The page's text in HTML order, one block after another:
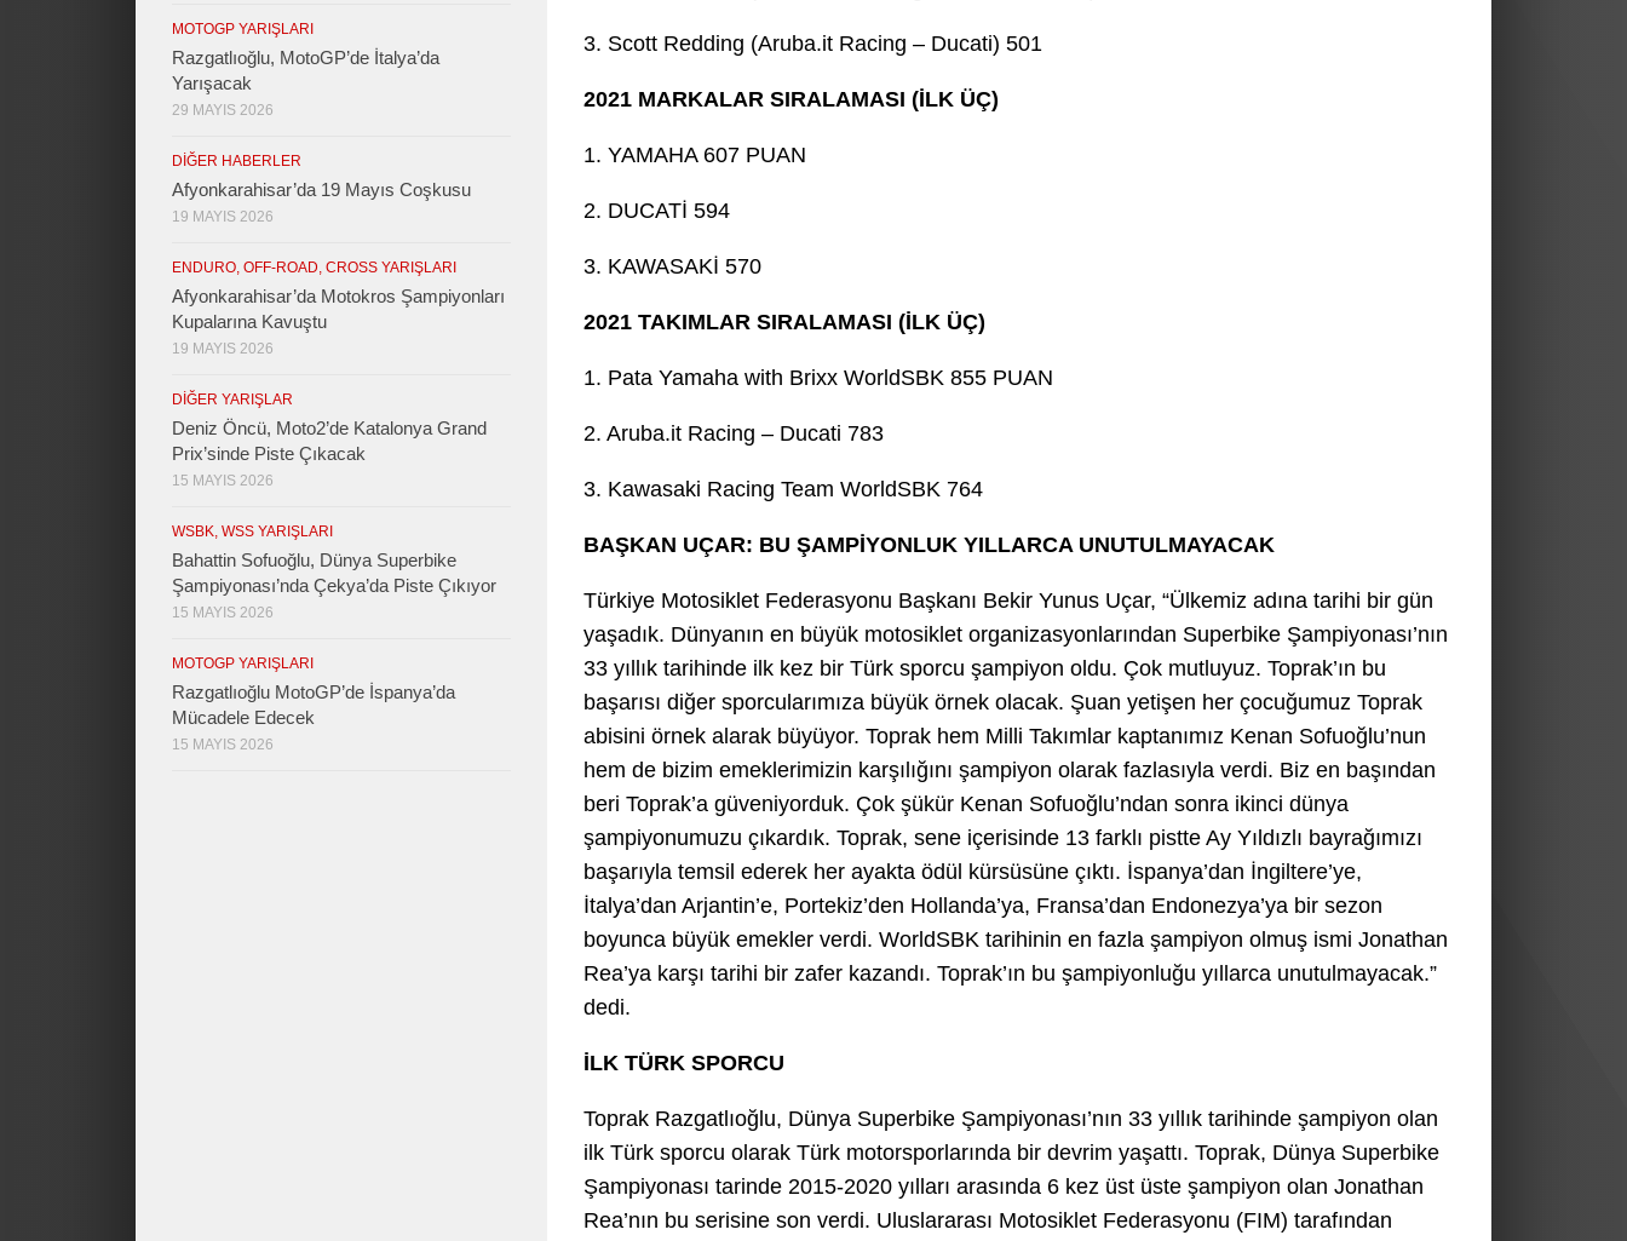
3. Scott Redding (Aruba.it Racing – Ducati) 501
2021 MARKALAR SIRALAMASI (İLK ÜÇ)
1. YAMAHA 607 PUAN
2. DUCATİ 594
3. KAWASAKİ 570
2021 TAKIMLAR SIRALAMASI (İLK ÜÇ)
1. Pata Yamaha with Brixx WorldSBK 855 PUAN
2. Aruba.it Racing – Ducati 783
3. Kawasaki Racing Team WorldSBK 764
BAŞKAN UÇAR: BU ŞAMPİYONLUK YILLARCA UNUTULMAYACAK
Türkiye Motosiklet Federasyonu Başkanı Bekir Yunus Uçar, “Ülkemiz adına tarihi bir gün
yaşadık. Dünyanın en büyük motosiklet organizasyonlarından Superbike Şampiyonası’nın
33 yıllık tarihinde ilk kez bir Türk sporcu şampiyon oldu. Çok mutluyuz. Toprak’ın bu
başarısı diğer sporcularımıza büyük örnek olacak. Şuan yetişen her çocuğumuz Toprak
abisini örnek alarak büyüyor. Toprak hem Milli Takımlar kaptanımız Kenan Sofuoğlu’nun
hem de bizim emeklerimizin karşılığını şampiyon olarak fazlasıyla verdi. Biz en başından
beri Toprak’a güveniyorduk. Çok şükür Kenan Sofuoğlu’ndan sonra ikinci dünya
şampiyonumuzu çıkardık. Toprak, sene içerisinde 13 farklı pistte Ay Yıldızlı bayrağımızı
başarıyla temsil ederek her ayakta ödül kürsüsüne çıktı. İspanya’dan İngiltere’ye,
İtalya’dan Arjantin’e, Portekiz’den Hollanda’ya, Fransa’dan Endonezya’ya bir sezon
boyunca büyük emekler verdi. WorldSBK tarihinin en fazla şampiyon olmuş ismi Jonathan
Rea’ya karşı tarihi bir zafer kazandı. Toprak’ın bu şampiyonluğu yıllarca unutulmayacak.”
dedi.
İLK TÜRK SPORCU
Toprak Razgatlıoğlu, Dünya Superbike Şampiyonası’nın 33 yıllık tarihinde şampiyon olan
ilk Türk sporcu olarak Türk motorsporlarında bir devrim yaşattı. Toprak, Dünya Superbike
Şampiyonası tarinde 2015-2020 yılları arasında 6 kez üst üste şampiyon olan Jonathan
Rea’nın bu serisine son verdi. Uluslararası Motosiklet Federasyonu (FIM) tarafından
MOTOGP YARIŞLARI
Razgatlıoğlu, MotoGP’de İtalya’da
Yarışacak
29 MAYIS 2026
DIĞER HABERLER
Afyonkarahisar’da 19 Mayıs Coşkusu
19 MAYIS 2026
ENDURO, OFF-ROAD, CROSS YARIŞLARI
Afyonkarahisar’da Motokros Şampiyonları
Kupalarına Kavuştu
19 MAYIS 2026
DIĞER YARIŞLAR
Deniz Öncü, Moto2’de Katalonya Grand
Prix’sinde Piste Çıkacak
15 MAYIS 2026
WSBK, WSS YARIŞLARI
Bahattin Sofuoğlu, Dünya Superbike
Şampiyonası’nda Çekya’da Piste Çıkıyor
15 MAYIS 2026
MOTOGP YARIŞLARI
Razgatlıoğlu MotoGP’de İspanya’da
Mücadele Edecek
15 MAYIS 2026